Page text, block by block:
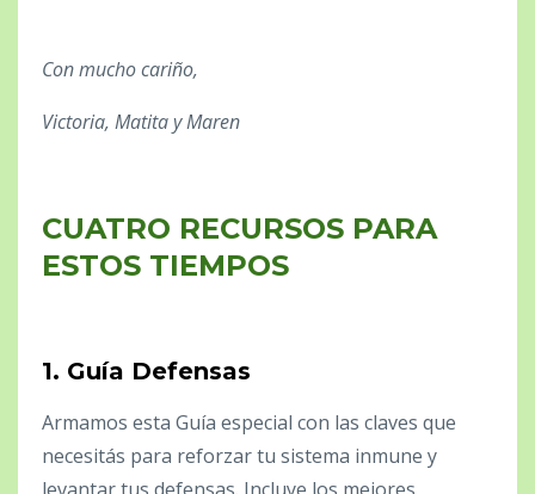
Con mucho cariño,
Victoria, Matita y Maren
CUATRO RECURSOS PARA
ESTOS TIEMPOS
1. Guía Defensas
Armamos esta Guía especial con las claves que
necesitás para reforzar tu sistema inmune y